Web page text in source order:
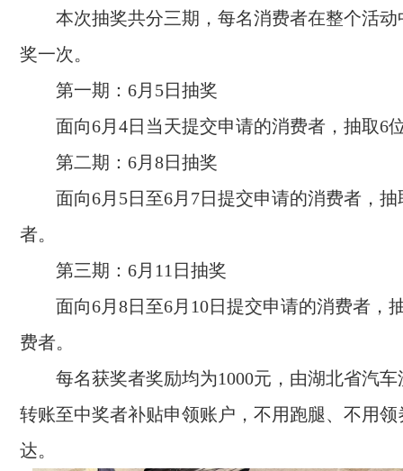
本次抽奖共分三期，每名消费者在整个活
奖一次。
第一期：6月5日抽奖
面向6月4日当天提交申请的消费者，抽取6
第二期：6月8日抽奖
面向6月5日至6月7日提交申请的消费者，
者。
第三期：6月11日抽奖
面向6月8日至6月10日提交申请的消费者，
费者。
每名获奖者奖励均为1000元，由湖北省汽
转账至中奖者补贴申领账户，不用跑腿、不用领
达。